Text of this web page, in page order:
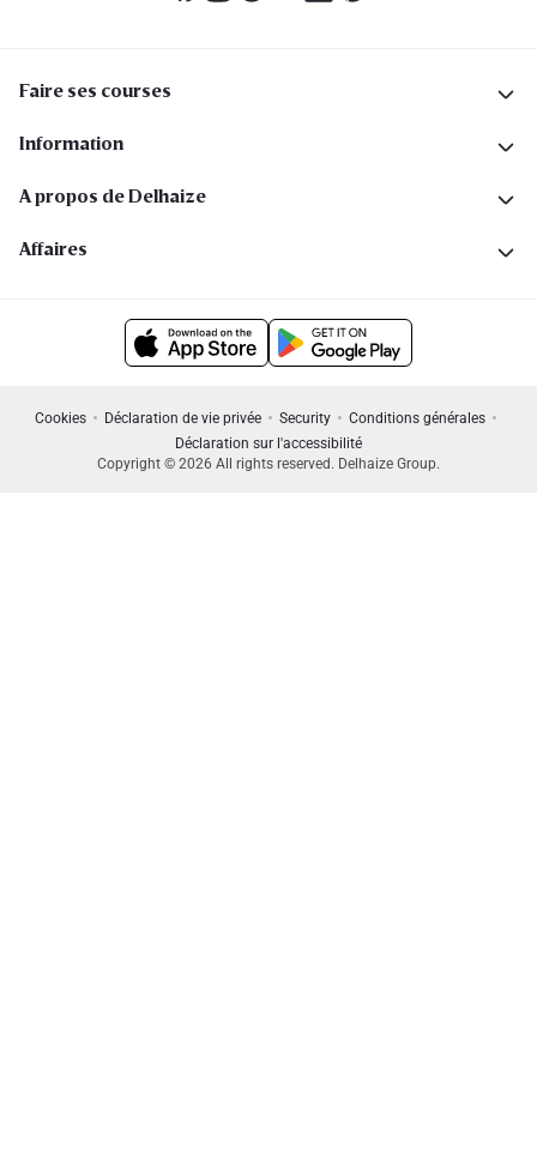
Faire ses courses
Information
A propos de Delhaize
Affaires
Cookies Déclaration de vie privée Security
Conditions générales
Déclaration sur l'accessibilité
Copyright © 2026 All rights reserved. Delhaize Group.